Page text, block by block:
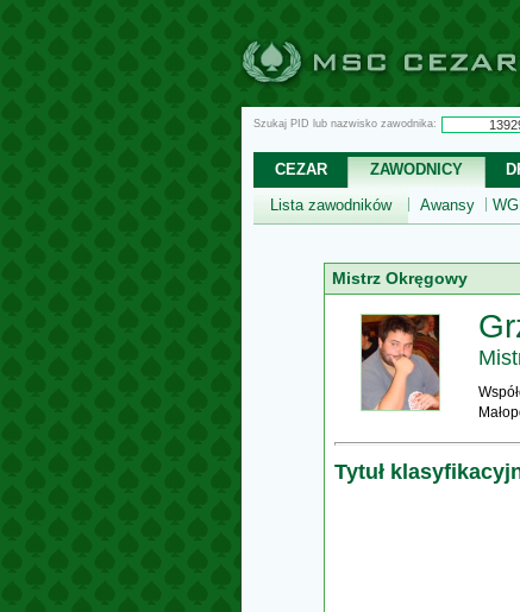
Szukaj PID lub nazwisko zawodnika:
CEZAR ZAWODNICY
Lista zawodników
Awansy
Mistrz Okręgowy
Tytuł